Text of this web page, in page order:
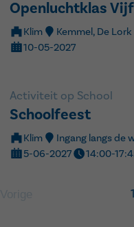
Openluchtklas
Klim
Kemmel, De Lork
10-05-2027
Activiteit op School
Schoolfeest
Klim
Ingang langs de
5-06-2027
14:00-